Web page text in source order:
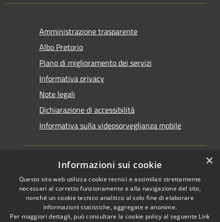
Amministrazione trasparente
Albo Pretorio
Piano di miglioramento dei servizi
Informativa privacy
Note legali
Dichiarazione di accessibilità
Informativa sulla videosorveglianza mobile
RSS
Accessibilità
Copyright © 2026 • Comune di
Taranto • Powered by
Municipium•Accesso
×
Informazioni sui cookie
Questo sito web utilizza cookie tecnici e assimilati strettamente
necessari al corretto funzionamento e alla navigazione del sito,
nonché un cookie tecnico analitico al solo fine di elaborare
informazioni statistiche, aggregate e anonime.
Per maggiori dettagli, può consultare la cookie policy al seguente Link